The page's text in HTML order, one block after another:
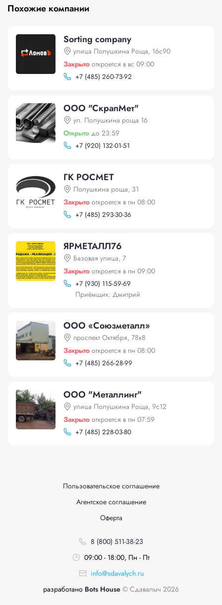
Похожие компании
Sorting company
улица Полушкина Роща, 16с90
Закрыто откроется в вс 09:00
+7 (485) 260-73-92
ООО "СкрапМет"
ул. Полушкина роща 16
Открыто до 23:59
+7 (920) 132-01-51
ГК РОСМЕТ
Полушкина роща, 31
Закрыто откроется в пн 08:00
+7 (485) 293-30-36
ЯРМЕТАЛЛ76
Базовая улица, 7
Закрыто откроется в пн 09:00
+7 (930) 115-59-69
Приёмщик: Дмитрий
ООО «Союзметалл»
проспект Октября, 78к8
Закрыто откроется в пн 08:00
+7 (485) 266-28-99
ООО "Металлинг"
улица Полушкина Роща, 9с12
Закрыто откроется в пн 07:59
+7 (485) 228-03-80
Пользовательское соглашение
Агентское соглашение
Оферта
8 (800) 511-38-23
09:00 - 18:00, Пн - Пт
info@sdavalych.ru
разработано Bots House © Сдавалыч 2026